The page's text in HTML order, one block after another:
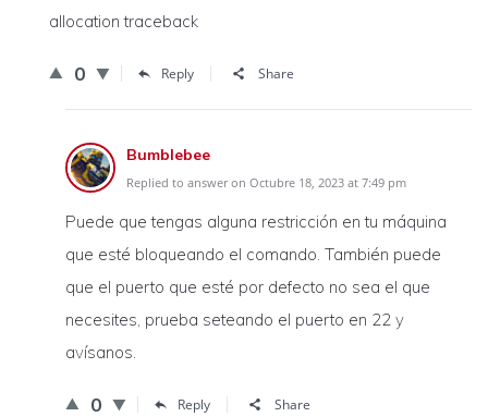
allocation traceback
0 Reply Share
Bumblebee
Replied to answer on Octubre 18, 2023 at 7:49 pm
Puede que tengas alguna restricción en tu máquina
que esté bloqueando el comando. También puede
que el puerto que esté por defecto no sea el que
necesites, prueba seteando el puerto en 22 y
avísanos.
0 Reply Share